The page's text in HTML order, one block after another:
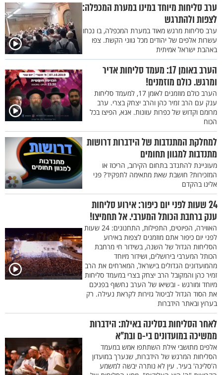
ערב סליחות מיוחד במינו במערת המכפלה:
לצפות ולהתרגש
ערב סליחות מרגש מאוד במערת המכפלה, בו נכחו
עשרות אלפים של יהודים מכל גווני הקשת. צפו
באהבת ישראל אמיתית
הערב באומן 17: מעמד סליחות אדיר
ומרגש. כולם מוזמנים!
הערב כולם מוזמנים לאומן 17, למעמד סליחות
ענק עם הרב זמיר כהן והרב יצחק בצרי. ערב
מרומם וקדוש של כפרות עוונות. אנא, הפיצו בכל
הכוח
למחלקת המתנדבות של הידברות דרושות
מתנדבות למגוון תחומים
מעוניינת להתנדב בתחום הקירוב, הריכוז או
המזכירות? חושבת שאת מתאימה לתפקיד? פני
אלינו בהקדם
24 שעות לפני יום כיפור: אירוע סליחות
ענק ברחבת הכותל המערבי. אל תחמיצו!
האווירה, הפיוטים, התפילות, התחנונים: 24 שעות
לפני יום כיפור אתם מוזמנים לצפות באירוע
הסליחות הגדול של השנה, בשידור חי מרחבת
הכותל המערבי בירושלים, ושידור מיוחד
מהמועדונים הגדולים בישראל, המארחים את הרב
זמיר כהן והמקובל הרב יצחק בצרי במעמד סליחות
מיוחד ומורגש - ובשיאו של הערב נחשוף בפניכם
את הסוד הגדול לביטול גזירות לקראת נעילה. רק
בערוץ ובאתר הידברות
לאחר הסליחות בסלינה באילת: הידברות
ממשיכה במועדונים בי-ם ובת"א
אלפים מתושבי אילת השתתפו אמש במעמד
הסליחות המרגש של הידברות, שנערך במועדון
ה'סלינה' בעיר. עין לא נותרה יבשה למשמע